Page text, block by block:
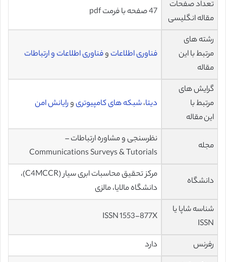
تعداد صفحات
مقاله انگلیسی
47 صفحه با فرمت pdf
رشته های
مرتبط با این
مقاله
فناوری اطلاعات وفناوری اطلاعات و ارتباطات
گرایش های
مرتبط با
این مقاله
دیتا،شبکه های کامپیوتریورایانش امن
مجله
نظرسنجی و مشاوره ارتباطات –
Communications Surveys & Tutorials
دانشگاه
مرکز تحقیق محاسبات ابری سیار (C4MCCR)،
دانشگاه مالایا، مالزی
شناسه شاپا یا
ISSN
ISSN 1553-877X
رفرنس
دارد